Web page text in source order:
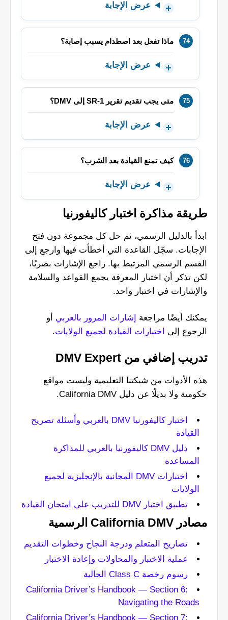
عرض الإجابة
ماذا تفعل بعد اصطدام يسبب إصابة؟
عرض الإجابة
متى يجب تقديم تقرير SR-1 إلى DMV؟
عرض الإجابة
كيف تمنع القيادة بعد الشرب؟
عرض الإجابة
طريقة مذاكرة اختبار كاليفورنيا
ابدأ بالدليل الرسمي، ثم حل كل مجموعة دون فتح
الإجابات. سجّل القاعدة التي أخطأت فيها وارجع إلى
القسم الرسمي المرتبط بها. راجع الإشارات بصريًا،
لكن تذكر أن اختبار المعرفة يجمع القواعد والسلامة
والإشارات في اختبار واحد.
يمكنك أيضًا مراجعة إشارات المرور بالعربي أو
الرجوع إلى
اختبارات القيادة لجميع الولايات.
تدريب إضافي من DMV Expert
هذه الأدوات من شبكتنا التعليمية وليست مواقع
حكومية ولا بديلًا عن دليل California DMV.
اختبار كاليفورنيا DMV بالعربي وأسئلة تصريح
القيادة
دليل DMV كاليفورنيا بالعربي للمذاكرة
المساعدة
اختبارات DMV المجانية بالإنجليزية لجميع
الولايات
تطبيق اختبار DMV للتدريب على امتحان القيادة
مصادر California DMV الرسمية
تصاريح المتعلم ودرجة النجاح وخطوات التقديم
عملية الاختبار والمحاولات وإعادة الاختبار
رسوم رخصة Class C الحالية
California Driver’s Handbook — Section 6:
Navigating the Roads
California Driver’s Handbook — Section 7: